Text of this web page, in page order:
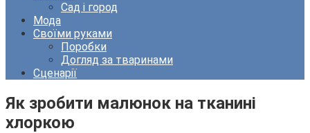
Сад і город
Мода
Своїми руками
Поробки
Догляд за тваринами
Сценарії
Як зробити малюнок на тканині
хлоркою